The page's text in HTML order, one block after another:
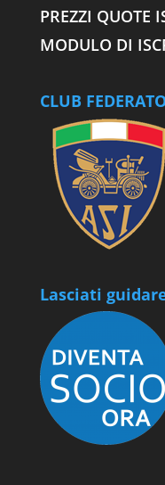
PREZZI QUOTE
MODULO DI
CLUB
Lasciati